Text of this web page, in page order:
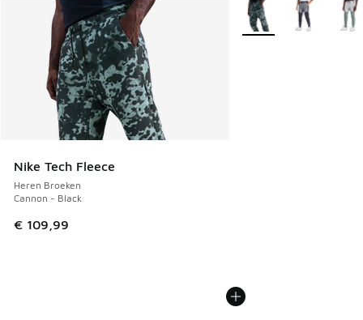
Nike Tech Fleece
Heren Broeken
Cannon - Black
€ 109,99
Meer kleuren